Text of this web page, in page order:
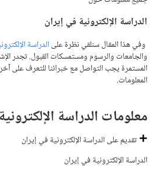
الدراسة الإلكترونية في إيران
وفي هذا المقال سنلقي نظرة علىالدراسة
والجامعات والرسوم ومستمسكات القبول. تجدر
المستمرة يجب التواصل مع خبرائنا للتعرف على
المعلومات.
معلومات الدراسة
تقديم على الدراسة الإلكترونية في إيران
الدراسة الإلكترونية في إيران